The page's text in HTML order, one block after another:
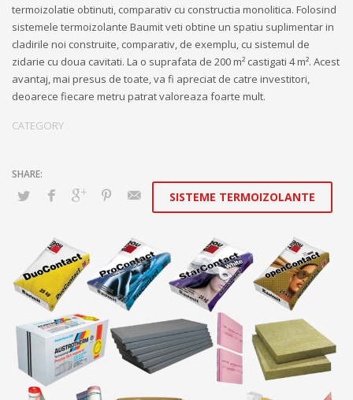
termoizolatie obtinuti, comparativ cu constructia monolitica. Folosind
sistemele termoizolante Baumit veti obtine un spatiu suplimentar in
cladirile noi construite, comparativ, de exemplu, cu sistemul de
zidarie cu doua cavitati. La o suprafata de 200 m² castigati 4 m². Acest
avantaj, mai presus de toate, va fi apreciat de catre investitori,
deoarece fiecare metru patrat valoreaza foarte mult.
CATEGORY
SISTEME TERMOIZOLANTE